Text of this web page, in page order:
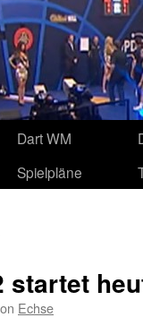
Dart WM
Spielpläne
startet
Echse